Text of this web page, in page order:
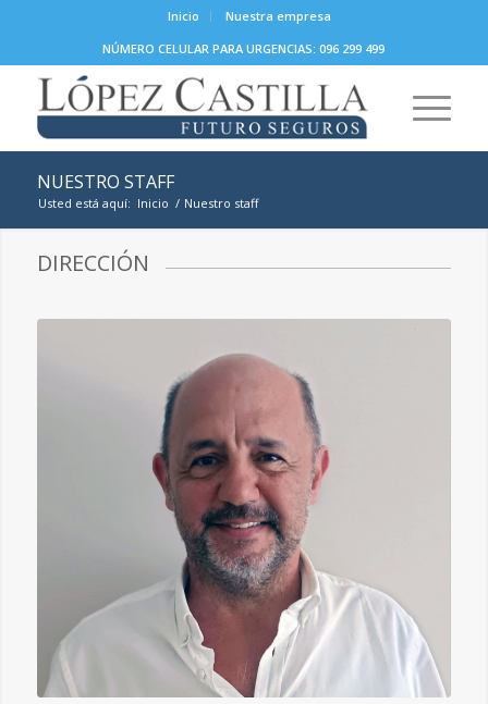
Inicio
Nuestra empresa
NÚMERO CELULAR PARA URGENCIAS: 096 299 499
NUESTRO STAFF
Usted está aquí: Inicio / Nuestro staff
DIRECCIÓN